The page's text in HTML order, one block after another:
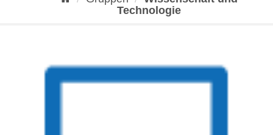
Technologie